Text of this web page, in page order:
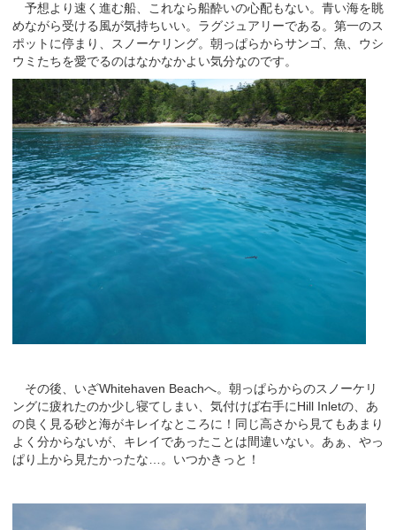
予想より速く進む船、これなら船酔いの心配もない。青い海を眺
めながら受ける風が気持ちいい。ラグジュアリーである。第一のス
ポットに停まり、スノーケリング。朝っぱらからサンゴ、魚、ウシ
ウミたちを愛でるのはなかなかよい気分なのです。
その後、いざWhitehaven Beachへ。朝っぱらからのスノーケリ
ングに疲れたのか少し寝てしまい、気付けば右手にHill Inletの、あ
の良く見る砂と海がキレイなところに！同じ高さから見てもあまり
よく分からないが、キレイであったことは間違いない。あぁ、やっ
ぱり上から見たかったな…。いつかきっと！